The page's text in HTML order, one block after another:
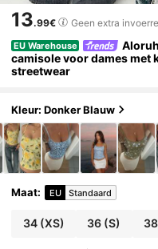
13.99€ Geen extra
EU Warehouse
camisole voor dames met
streetwear
Kleur: Donker Blauw
Maat: EU Standaard
34(XS) 36 (S) 38